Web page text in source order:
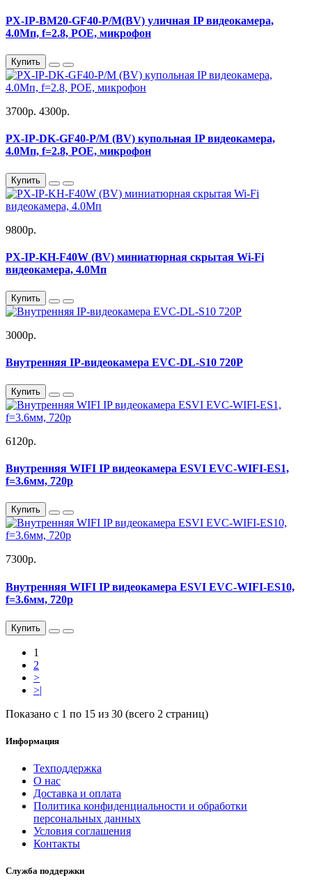
PX-IP-BM20-GF40-P/M(BV) уличная IP видеокамера,
4.0Мп, f=2.8, POE, микрофон
Купить
3700р. 4300р.
PX-IP-DK-GF40-P/M (BV) купольная IP видеокамера,
4.0Мп, f=2.8, POE, микрофон
Купить
9800р.
PX-IP-KH-F40W (BV) миниатюрная скрытая Wi-Fi
видеокамера, 4.0Мп
Купить
3000р.
Внутренняя IP-видеокамера EVC-DL-S10 720P
Купить
6120р.
Внутренняя WIFI IP видеокамера ESVI EVC-WIFI-ES1,
f=3.6мм, 720p
Купить
7300р.
Внутренняя WIFI IP видеокамера ESVI EVC-WIFI-ES10,
f=3.6мм, 720p
Купить
1
2
>
>|
Показано с 1 по 15 из 30 (всего 2 страниц)
Информация
Техподдержка
О нас
Доставка и оплата
Политика конфиденциальности и обработки
персональных данных
Условия соглашения
Контакты
Служба поддержки